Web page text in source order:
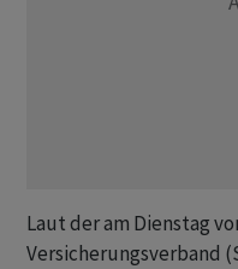
Laut der am Dienstag
Versicherungsverband